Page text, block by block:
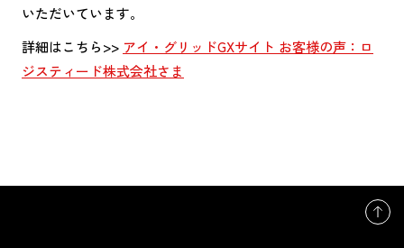
いただいています。
詳細はこちら>> アイ・グリッドGXサイト お客様の声：ロ
ジスティード株式会社さま